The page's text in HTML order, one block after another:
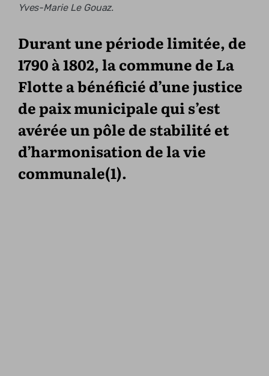
Yves-Marie Le Gouaz.
Durant une période limitée, de
1790 à 1802, la commune de La
Flotte a bénéficié d’une justice
de paix municipale qui s’est
avérée un pôle de stabilité et
d’harmonisation de la vie
communale(1).